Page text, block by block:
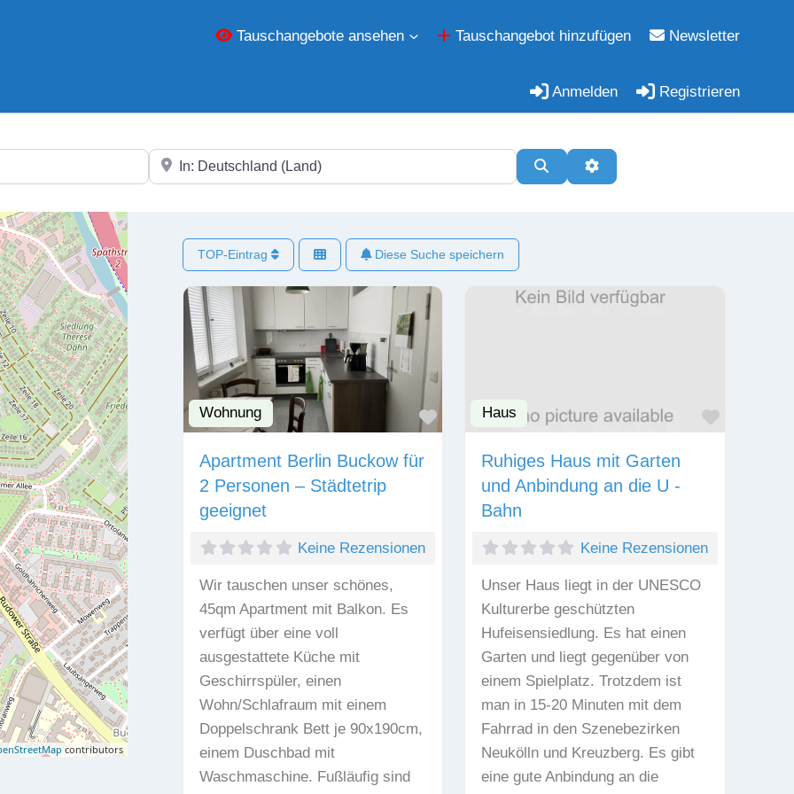
Tauschangebote ansehen Tauschangebot hinzufügen Newsletter
Anmelden Registrieren
In der Nähe SuchenErweiterte Filter
contributors
TOP-Eintrag Diese Suche speichern
Wohnung Favorit
Apartment Berlin Buckow für
2 Personen – Städtetrip
geeignet
Keine Rezensionen
Wir tauschen unser schönes,
45qm Apartment mit Balkon. Es
verfügt über eine voll
ausgestattete Küche mit
Geschirrspüler, einen
Wohn/Schlafraum mit einem
Doppelschrank Bett je 90x190cm,
einem Duschbad mit
Waschmaschine. Fußläufig sind
Haus Favorit
Ruhiges Haus mit Garten
und Anbindung an die U -
Bahn
Keine Rezensionen
Unser Haus liegt in der UNESCO
Kulturerbe geschützten
Hufeisensiedlung. Es hat einen
Garten und liegt gegenüber von
einem Spielplatz. Trotzdem ist
man in 15-20 Minuten mit dem
Fahrrad in den Szenebezirken
Neukölln und Kreuzberg. Es gibt
eine gute Anbindung an die